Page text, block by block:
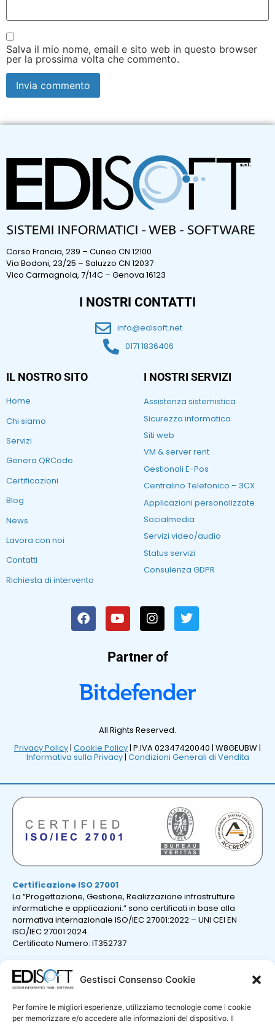
Gestisci Consenso Cookie
Per fornire le migliori esperienze, utilizziamo tecnologie come i cookie
per memorizzare e/o accedere alle informazioni del dispositivo. Il
Salva il mio nome, email e sito web in questo browser
per la prossima volta che commento.
Corso Francia, 239 – Cuneo CN 12100
Via Bodoni, 23/25 – Saluzzo CN 12037
Vico Carmagnola, 7/14C – Genova 16123
I NOSTRI CONTATTI
info@edisoft.net
0171 1836406
IL NOSTRO SITO
Home
Chi siamo
Servizi
Genera QRCode
Certificazioni
Blog
News
Lavora con noi
Contatti
Richiesta di intervento
I NOSTRI SERVIZI
Assistenza sistemistica
Sicurezza informatica
Siti web
VM & server rent
Gestionali E-Pos
Centralino Telefonico – 3CX
Applicazioni personalizzate
Socialmedia
Servizi video/audio
Status servizi
Consulenza GDPR
Partner of
All Rights Reserved.
Privacy Policy| Cookie Policy| P.IVA 02347420040 | W8GEUBW |
Informativa sulla Privacy| Condizioni Generali di Vendita
Certificazione ISO 27001
La “Progettazione, Gestione, Realizzazione infrastrutture
informatiche e applicazioni.” sono certificati in base alla
normativa internazionale ISO/IEC 27001:2022 – UNI CEI EN
ISO/IEC 27001:2024.
Certificato Numero: IT352737